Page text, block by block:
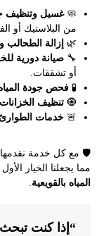
🧼غسيل وتنظيف
من البلاستيك أو
🌿 إزالة الطحالب
🔧صيانة دورية
أو تشققات.
🧪فحص جودة
🧿تنظيف
🚨خدمات الطوارئ
🛡️ مع كل خدمة
مما يجعلنا الخيار
المياه بالقويعية.
“إذا كنت